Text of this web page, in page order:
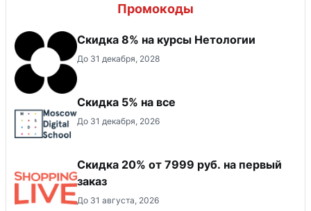
Промокоды
Скидка 8% на курсы Нетологии
До 31 декабря, 2028
Скидка 5% на все
До 31 декабря, 2026
Скидка 20% от 7999 руб. на первый
заказ
До 31 августа, 2026